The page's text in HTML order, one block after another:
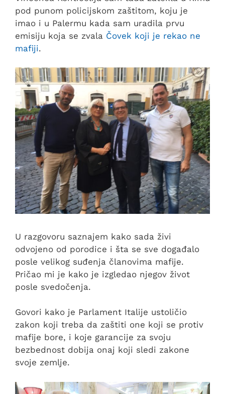
pod punom policijskom zaštitom, koju je
imao i u Palermu kada sam uradila prvu
emisiju koja se zvala Čovek koji je rekao ne
mafiji.
U razgovoru saznajem kako sada živi
odvojeno od porodice i šta se sve događalo
posle velikog suđenja članovima mafije.
Pričao mi je kako je izgledao njegov život
posle svedočenja.
Govori kako je Parlament Italije ustoličio
zakon koji treba da zaštiti one koji se protiv
mafije bore, i koje garancije za svoju
bezbednost dobija onaj koji sledi zakone
svoje zemlje.